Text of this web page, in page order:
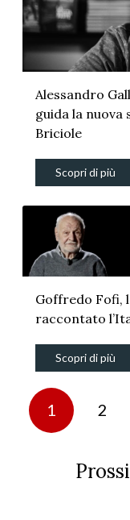
Alessandro
guida la nuova
Briciole
Scopri di più
Goffredo Fofi,
raccontato
Scopri di più
1 2